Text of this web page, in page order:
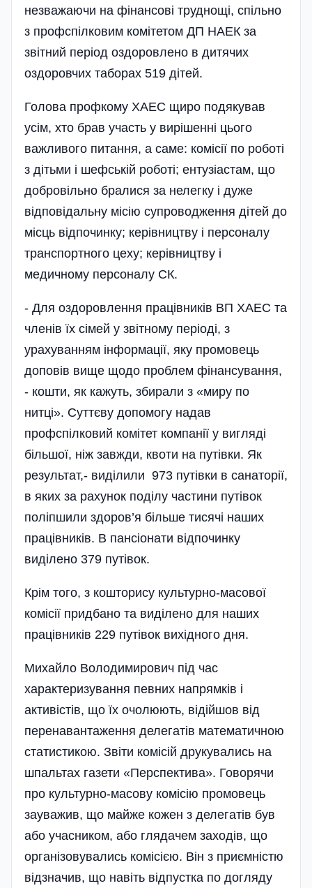
незважаючи на фінансові труднощі, спільно
з профспілковим комітетом ДП НАЕК за
звітний період оздоровлено в дитячих
оздоровчих таборах 519 дітей.
Голова профкому ХАЕС щиро подякував
усім, хто брав участь у вирішенні цього
важливого питання, а саме: комісії по роботі
з дітьми і шефській роботі; ентузіастам, що
добровільно бралися за нелегку і дуже
відповідальну місію супрово­дження дітей до
місць відпочинку; керівництву і персоналу
транспортного цеху; керівництву і
медичному персоналу СК.
- Для оздоровлення працівників ВП ХАЕС та
членів їх сімей у звітному періоді, з
урахуванням інформації, яку промовець
доповів вище щодо проблем фінансування,
- кошти, як кажуть, збирали з «миру по
нитці». Суттєву допомогу надав
профспілковий комітет компанії у вигляді
більшої, ніж завжди, квоти на путівки. Як
результат,- виділили 973 путівки в санаторії,
в яких за рахунок поділу частини путівок
полі­пшили здоров’я більше тисячі наших
працівників. В пансіонати відпочинку
виділено 379 путівок.
Крім того, з кошторису культурно-масової
комісії придбано та виділено для наших
працівників 229 путівок вихідного дня.
Михайло Володимирович під час
характеризування певних нап­рям­ків і
активістів, що їх очолюють, відійшов від
перенавантаження делегатів математичною
статистикою. Звіти комісій друкувались на
шпальтах газети «Перспектива». Говорячи
про культурно-масову комісію промовець
зауважив, що майже кожен з делегатів був
або учасником, або глядачем заходів, що
органі­зовувались комісією. Він з приємністю
відзначив, що навіть відпустка по догляду